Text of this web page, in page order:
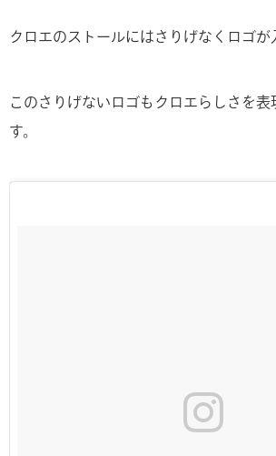
クロエのストールにはさりげなくロゴが
このさりげないロゴもクロエらしさを表
す。